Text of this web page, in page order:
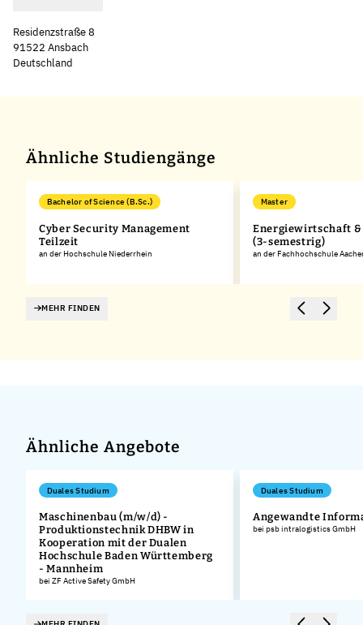
Residenzstraße 8
91522 Ansbach
Deutschland
Ähnliche Studiengänge
Bachelor of Science (B.Sc.)
Cyber Security Management
Teilzeit
an der Hochschule Niederrhein
Master
Energiewirtschaft
(3-semestrig)
an der Fachhochschule
MEHR FINDEN
Ähnliche Angebote
Duales Studium
Maschinenbau (m/w/d) -
Produktionstechnik DHBW in
Kooperation mit der Dualen
Hochschule Baden Württemberg
- Mannheim
bei ZF Active Safety GmbH
Duales Studium
Angewandte
bei psb intralogistics GmbH